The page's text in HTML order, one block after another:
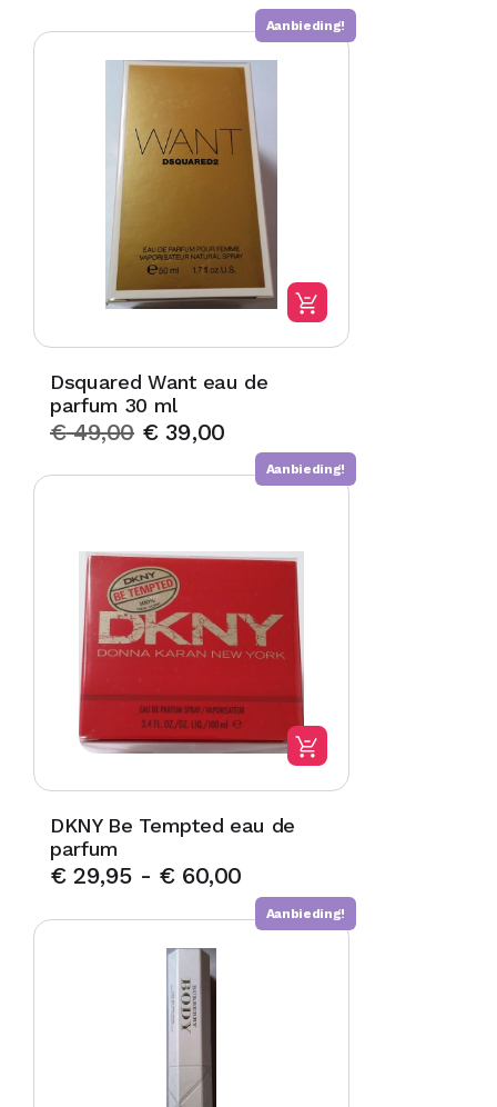
Aanbieding!
Dsquared Want eau de
parfum 30 ml
€49,00 €39,00
Aanbieding!
DKNY Be Tempted eau de
parfum
€29,95 - €60,00
Aanbieding!